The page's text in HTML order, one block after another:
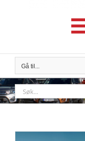
Gå til...
Søk
etter: